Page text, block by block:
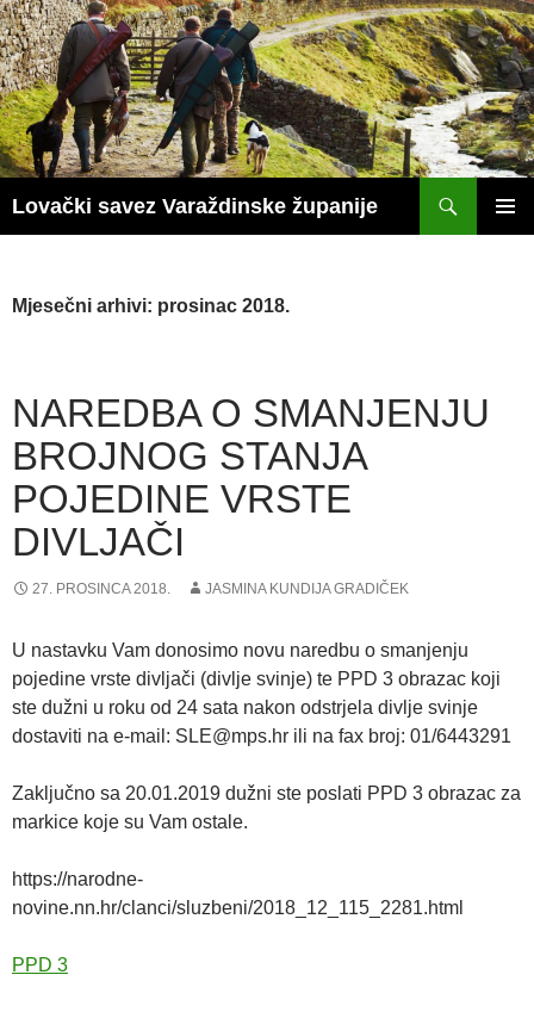
Skoči
do
sadržaja
Lovački savez Varaždinske županije
Mjesečni arhivi: prosinac 2018.
NAREDBA O SMANJENJU
BROJNOG STANJA
POJEDINE VRSTE
DIVLJAČI
27. PROSINCA 2018. JASMINA KUNDIJA GRADIČEK
U nastavku Vam donosimo novu naredbu o smanjenju
pojedine vrste divljači (divlje svinje) te PPD 3 obrazac koji
ste dužni u roku od 24 sata nakon odstrjela divlje svinje
dostaviti na e-mail: SLE@mps.hr ili na fax broj: 01/6443291
Zaključno sa 20.01.2019 dužni ste poslati PPD 3 obrazac za
markice koje su Vam ostale.
https://narodne-
novine.nn.hr/clanci/sluzbeni/2018_12_115_2281.html
PPD 3